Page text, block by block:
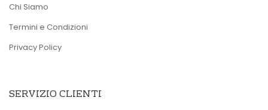
Chi Siamo
Termini e Condizioni
Privacy Policy
SERVIZIO CLIENTI